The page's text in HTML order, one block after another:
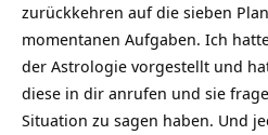
zurückkehren auf die sieben
momentanen Aufgaben. Ich
der Astrologie vorgestellt und
diese in dir anrufen und sie
Situation zu sagen haben. Und